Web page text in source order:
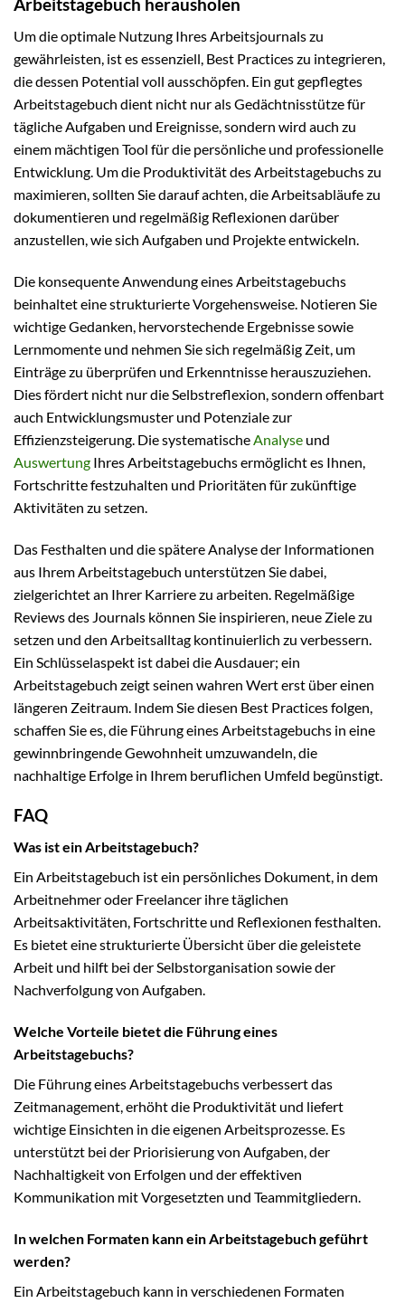
Arbeitstagebuch herausholen
Um die optimale Nutzung Ihres Arbeitsjournals zu
gewährleisten, ist es essenziell, Best Practices zu integrieren,
die dessen Potential voll ausschöpfen. Ein gut gepflegtes
Arbeitstagebuch dient nicht nur als Gedächtnisstütze für
tägliche Aufgaben und Ereignisse, sondern wird auch zu
einem mächtigen Tool für die persönliche und professionelle
Entwicklung. Um die Produktivität des Arbeitstagebuchs zu
maximieren, sollten Sie darauf achten, die Arbeitsabläufe zu
dokumentieren und regelmäßig Reflexionen darüber
anzustellen, wie sich Aufgaben und Projekte entwickeln.
Die konsequente Anwendung eines Arbeitstagebuchs
beinhaltet eine strukturierte Vorgehensweise. Notieren Sie
wichtige Gedanken, hervorstechende Ergebnisse sowie
Lernmomente und nehmen Sie sich regelmäßig Zeit, um
Einträge zu überprüfen und Erkenntnisse herauszuziehen.
Dies fördert nicht nur die Selbstreflexion, sondern offenbart
auch Entwicklungsmuster und Potenziale zur
Effizienzsteigerung. Die systematische Analyse und
Auswertung Ihres Arbeitstagebuchs ermöglicht es Ihnen,
Fortschritte festzuhalten und Prioritäten für zukünftige
Aktivitäten zu setzen.
Das Festhalten und die spätere Analyse der Informationen
aus Ihrem Arbeitstagebuch unterstützen Sie dabei,
zielgerichtet an Ihrer Karriere zu arbeiten. Regelmäßige
Reviews des Journals können Sie inspirieren, neue Ziele zu
setzen und den Arbeitsalltag kontinuierlich zu verbessern.
Ein Schlüsselaspekt ist dabei die Ausdauer; ein
Arbeitstagebuch zeigt seinen wahren Wert erst über einen
längeren Zeitraum. Indem Sie diesen Best Practices folgen,
schaffen Sie es, die Führung eines Arbeitstagebuchs in eine
gewinnbringende Gewohnheit umzuwandeln, die
nachhaltige Erfolge in Ihrem beruflichen Umfeld begünstigt.
FAQ
Was ist ein Arbeitstagebuch?
Ein Arbeitstagebuch ist ein persönliches Dokument, in dem
Arbeitnehmer oder Freelancer ihre täglichen
Arbeitsaktivitäten, Fortschritte und Reflexionen festhalten.
Es bietet eine strukturierte Übersicht über die geleistete
Arbeit und hilft bei der Selbstorganisation sowie der
Nachverfolgung von Aufgaben.
Welche Vorteile bietet die Führung eines
Arbeitstagebuchs?
Die Führung eines Arbeitstagebuchs verbessert das
Zeitmanagement, erhöht die Produktivität und liefert
wichtige Einsichten in die eigenen Arbeitsprozesse. Es
unterstützt bei der Priorisierung von Aufgaben, der
Nachhaltigkeit von Erfolgen und der effektiven
Kommunikation mit Vorgesetzten und Teammitgliedern.
In welchen Formaten kann ein Arbeitstagebuch geführt
werden?
Ein Arbeitstagebuch kann in verschiedenen Formaten